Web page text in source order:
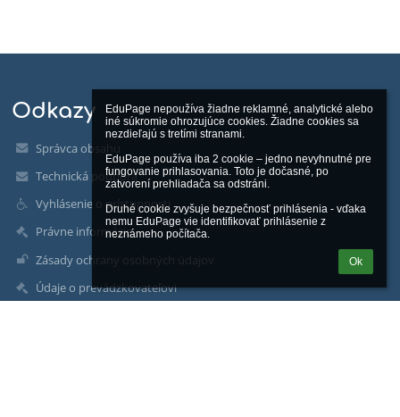
EduPage nepoužíva žiadne reklamné, analytické alebo
iné súkromie ohrozujúce cookies. Žiadne cookies sa
nezdieľajú s tretími stranami.
EduPage používa iba 2 cookie – jedno nevyhnutné pre
fungovanie prihlasovania. Toto je dočasné, po
zatvorení prehliadača sa odstráni.
Druhé cookie zvyšuje bezpečnosť prihlásenia - vďaka
nemu EduPage vie identifikovať prihlásenie z
neznámeho počítača.
Ok
Odkazy
Správca obsahu
Technická podpora
Vyhlásenie o prístupnosti
Právne informácie
Zásady ochrany osobných údajov
Údaje o prevádzkovateľovi